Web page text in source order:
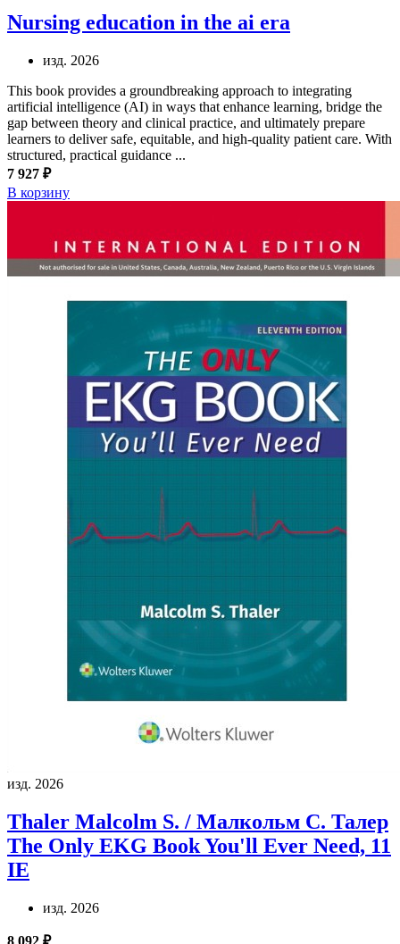
Nursing education in the ai era
изд. 2026
This book provides a groundbreaking approach to integrating
artificial intelligence (AI) in ways that enhance learning, bridge the
gap between theory and clinical practice, and ultimately prepare
learners to deliver safe, equitable, and high-quality patient care. With
structured, practical guidance ...
7 927 ₽
В корзину
изд. 2026
Thaler Malcolm S. / Малкольм С. Талер
The Only EKG Book You'll Ever Need, 11
IE
изд. 2026
8 092 ₽